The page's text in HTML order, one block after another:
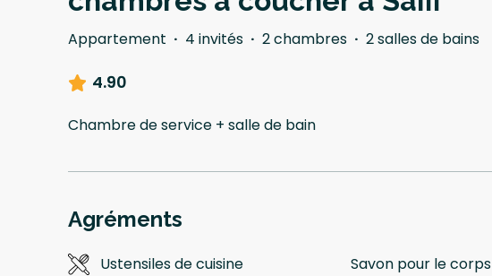
Appartement · 4 invités · 2 chambres · 2 salles de bains
4.90
Chambre de service + salle de bain
Agréments
Ustensiles de cuisine Savon pour le corps